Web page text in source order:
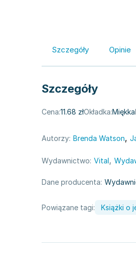
Szczegóły Opinie
Szczegóły
Cena:11.68 złOkładka:Miękka
Autorzy: Brenda Watson,
Wydawnictwo: Vital,
Dane producenta:
Powiązane tagi: Książki o